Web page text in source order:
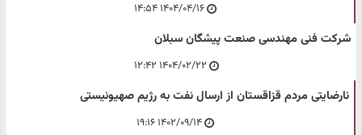
۱۴۰۴/۰۴/۱۶ ۱۴:۵۴
شرکت فنی مهندسی صنعت پیشگان سبلان
۱۴۰۴/۰۲/۲۲ ۱۲:۴۲
نارضایتی مردم قزاقستان از ارسال نفت به رژیم صهیونیستی
۱۴۰۲/۰۹/۱۴ ۱۹:۱۶